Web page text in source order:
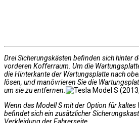
Drei Sicherungskästen befinden sich hinter
vorderen Kofferraum. Um die
die Hinterkante der Wartungsplatte nach
lösen, und manövrieren Sie die
um sie zu entfernen.
Wenn das Modell S mit der Option für kaltes
befindet sich ein zusätzlicher
Verkleidung der Fahrerseite.